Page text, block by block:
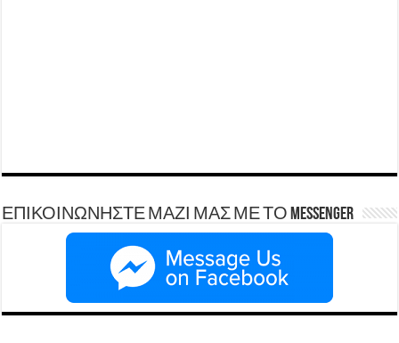
ΕΠΙΚΟΙΝΩΝΗΣΤΕ ΜΑΖΙ ΜΑΣ ΜΕ ΤΟ Messenger